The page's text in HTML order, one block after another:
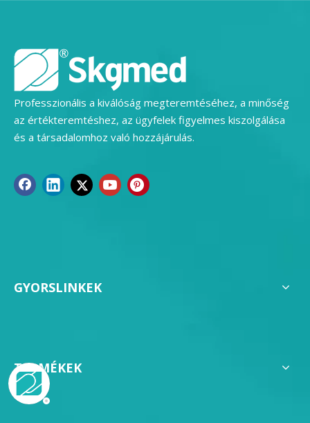
Professzionális a kiválóság megteremtéséhez, a minőség
az értékteremtéshez, az ügyfelek figyelmes kiszolgálása
és a társadalomhoz való hozzájárulás.
GYORSLINKEK
TERMÉKEK